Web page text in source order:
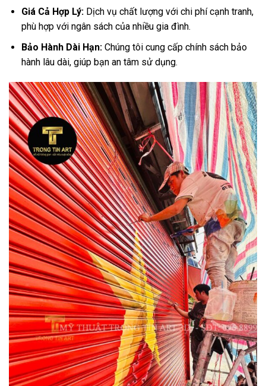
Giá Cả Hợp Lý:Dịch vụ chất lượng với chi phí cạnh tranh,
phù hợp với ngân sách của nhiều gia đình.
Bảo Hành Dài Hạn:Chúng tôi cung cấp chính sách bảo
hành lâu dài, giúp bạn an tâm sử dụng.